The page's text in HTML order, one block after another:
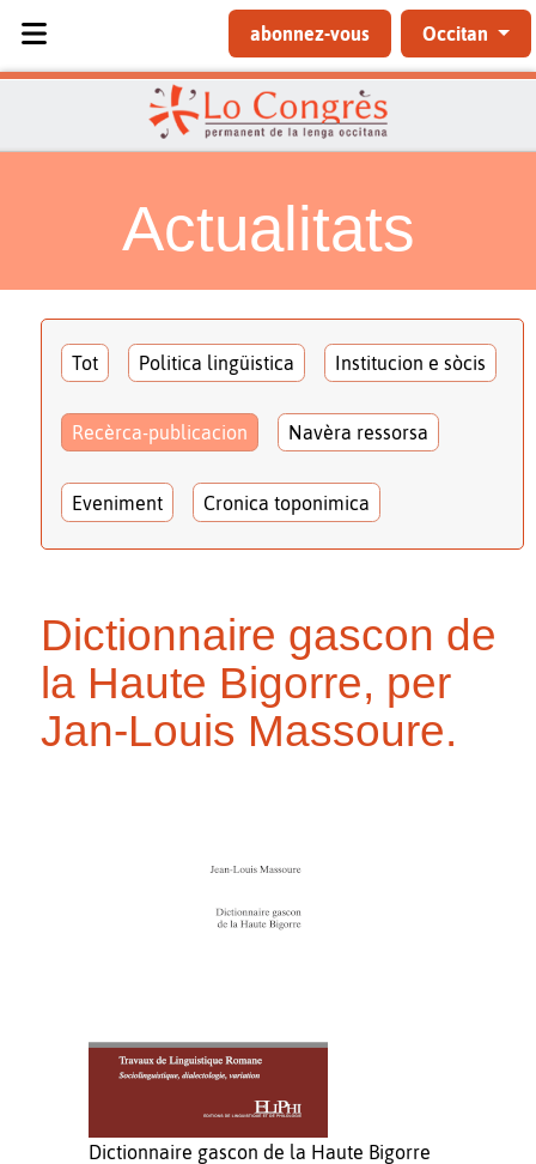
abonnez-vous Occitan
Actualitats
Tot Politica lingüistica Institucion e sòcis
Recèrca-publicacion Navèra ressorsa
Eveniment Cronica toponimica
Dictionnaire gascon de
la Haute Bigorre, per
Jan-Louis Massoure.
Dictionnaire gascon de la Haute Bigorre